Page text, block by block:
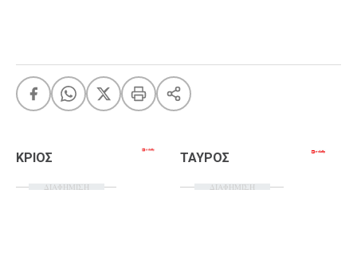
OMG LOL
Xmas
ΚΡΙΟΣ
ΔΙΑΦΗΜΙΣΗ
ΤΑΥΡΟΣ
ΔΙΑΦΗΜΙΣΗ